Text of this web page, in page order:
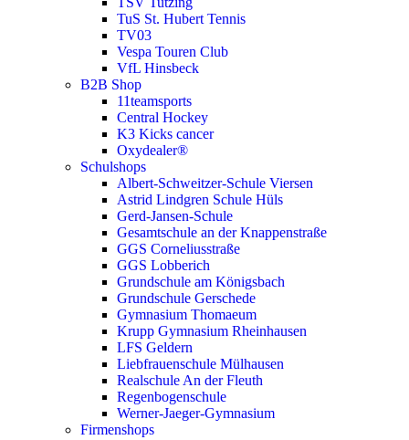
TuS St. Hubert Tennis
TV03
Vespa Touren Club
VfL Hinsbeck
B2B Shop
11teamsports
Central Hockey
K3 Kicks cancer
Oxydealer®
Schulshops
Albert-Schweitzer-Schule Viersen
Astrid Lindgren Schule Hüls
Gerd-Jansen-Schule
Gesamtschule an der Knappenstraße
GGS Corneliusstraße
GGS Lobberich
Grundschule am Königsbach
Grundschule Gerschede
Gymnasium Thomaeum
Krupp Gymnasium Rheinhausen
LFS Geldern
Liebfrauenschule Mülhausen​
Realschule An der Fleuth
Regenbogenschule
Werner-Jaeger-Gymnasium
Firmenshops